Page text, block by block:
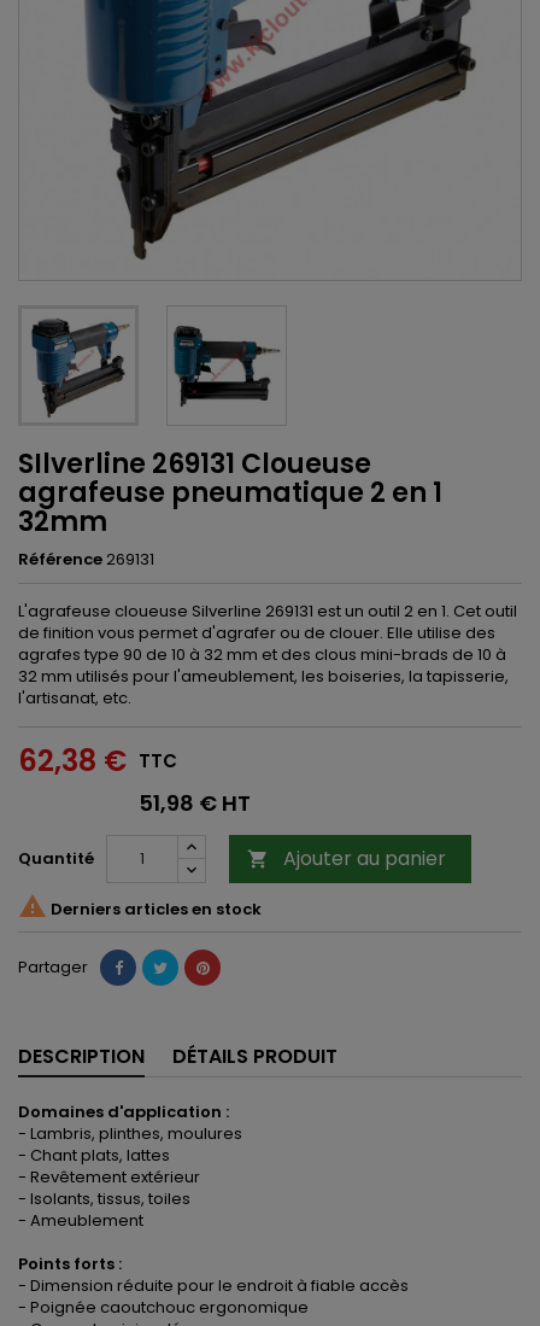
SIlverline 269131 Cloueuse
agrafeuse pneumatique 2 en 1
32mm
Référence 269131
L'agrafeuse cloueuse Silverline 269131 est un outil 2 en 1. Cet outil
de finition vous permet d'agrafer ou de clouer. Elle utilise des
agrafes type 90 de 10 à 32 mm et des clous mini-brads de 10 à
32 mm utilisés pour l'ameublement, les boiseries, la tapisserie,
l'artisanat, etc.
62,38 € TTC
51,98 € HT
Quantité  Ajouter au panier
 Derniers articles en stock
Partager
DESCRIPTION DÉTAILS PRODUIT
Domaines d'application :
- Lambris, plinthes, moulures
- Chant plats, lattes
- Revêtement extérieur
- Isolants, tissus, toiles
- Ameublement
Points forts :
- Dimension réduite pour le endroit à fiable accès
- Poignée caoutchouc ergonomique